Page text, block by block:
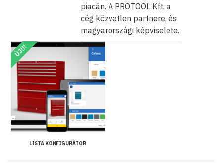
piacán. A PROTOOL Kft. a
cég közvetlen partnere, és
magyarországi képviselete.
ÚJ!!!
LISTA KONFIGURÁTOR